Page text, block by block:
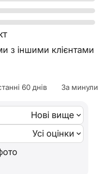
з іншими клієнтами
60 днів За
Нові вище
Усі оцінки